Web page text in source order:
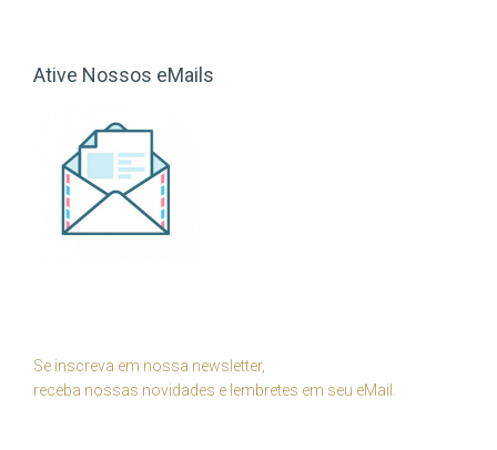
Ative Nossos eMails
Se inscreva em nossa newsletter,
receba nossas novidades e lembretes em seu eMail.